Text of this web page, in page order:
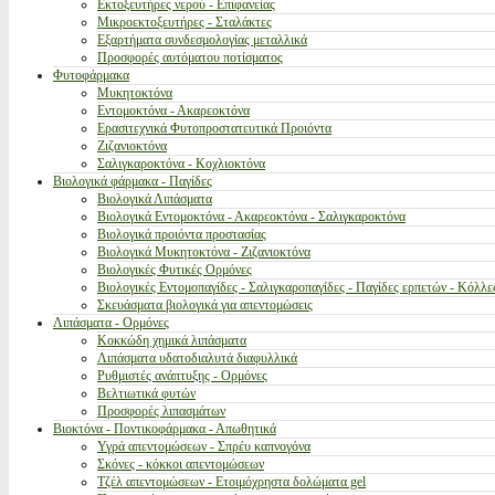
Εκτοξευτήρες νερού - Επιφανείας
Μικροεκτοξευτήρες - Σταλάκτες
Εξαρτήματα συνδεσμολογίας μεταλλικά
Προσφορές αυτόματου ποτίσματος
Φυτοφάρμακα
Μυκητοκτόνα
Εντομοκτόνα - Ακαρεοκτόνα
Ερασιτεχνικά Φυτοπροστατευτικά Προιόντα
Ζιζανιοκτόνα
Σαλιγκαροκτόνα - Κοχλιοκτόνα
Βιολογικά φάρμακα - Παγίδες
Βιολογικά Λιπάσματα
Βιολογικά Εντομοκτόνα - Ακαρεοκτόνα - Σαλιγκαροκτόνα
Βιολογικά προιόντα προστασίας
Βιολογικά Μυκητοκτόνα - Ζιζανιοκτόνα
Βιολογικές Φυτικές Ορμόνες
Βιολογικές Εντομοπαγίδες - Σαλιγκαροπαγίδες - Παγίδες ερπετών -
Σκευάσματα βιολογικά για απεντομώσεις
Λιπάσματα - Ορμόνες
Κοκκώδη χημικά λιπάσματα
Λιπάσματα υδατοδιαλυτά διαφυλλικά
Ρυθμιστές ανάπτυξης - Ορμόνες
Βελτιωτικά φυτών
Προσφορές λιπασμάτων
Βιοκτόνα - Ποντικοφάρμακα - Απωθητικά
Υγρά απεντομώσεων - Σπρέυ καπνογόνα
Σκόνες - κόκκοι απεντομώσεων
Τζέλ απεντομώσεων - Ετοιμόχρηστα δολώματα gel